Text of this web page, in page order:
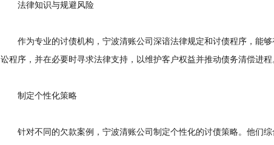
法律知识与规避风险
作为专业的讨债机构，宁波清账公司深谙法律规定和讨债程序，能够
讼程序，并在必要时寻求法律支持，以维护客户权益并推动债务清偿进程
制定个性化策略
针对不同的欠款案例，宁波清账公司制定个性化的讨债策略。他们综